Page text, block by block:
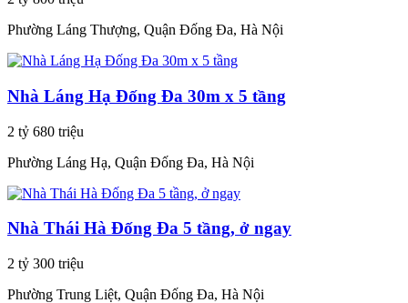
Phường Láng Thượng, Quận Đống Đa, Hà Nội
Nhà Láng Hạ Đống Đa 30m x 5 tầng
2 tỷ 680 triệu
Phường Láng Hạ, Quận Đống Đa, Hà Nội
Nhà Thái Hà Đống Đa 5 tầng, ở ngay
2 tỷ 300 triệu
Phường Trung Liệt, Quận Đống Đa, Hà Nội